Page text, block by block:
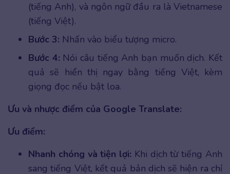
(tiếng Anh), và ngôn ngữ đầu ra là Vietnamese
(tiếng Việt).
Bước 3: Nhấn vào biểu tượng micro.
Bước 4: Nói câu tiếng Anh bạn muốn dịch. Kết
quả sẽ hiển thị ngay bằng tiếng Việt, kèm
giọng đọc nếu bật loa.
Ưu và nhược điểm của Google Translate:
Ưu điểm:
Nhanh chóng và tiện lợi: Khi dịch từ tiếng Anh
sang tiếng Việt, kết quả bản dịch sẽ hiện ra chỉ